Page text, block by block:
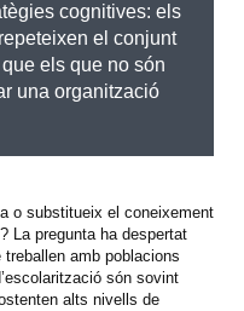
cognitives: els
el conjunt
els que no són
una organització
o substitueix el coneixement
La pregunta ha despertat
treballen amb poblacions
són sovint
alts nivells de